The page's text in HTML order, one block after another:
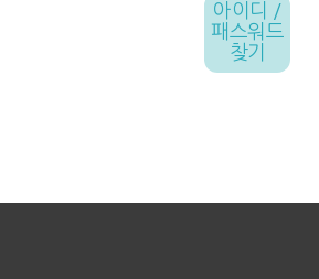
아이디 /
패스워드
찾기